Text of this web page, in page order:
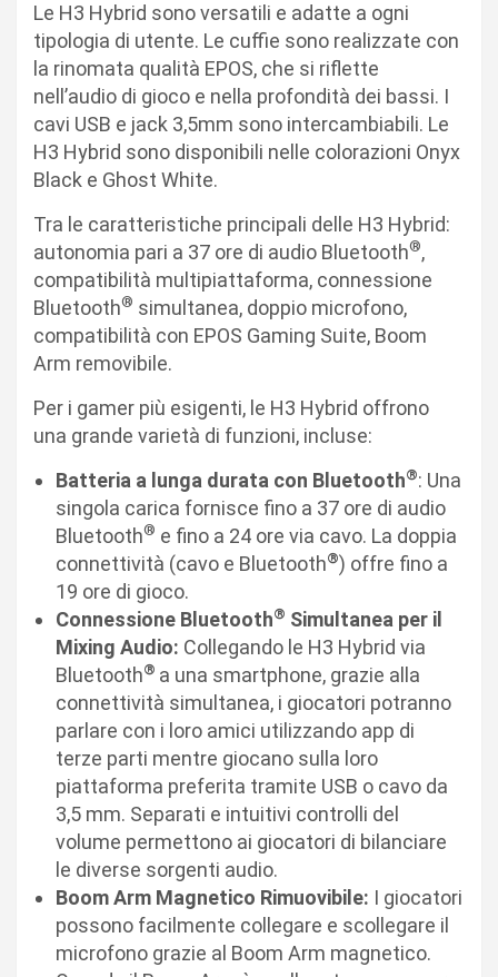
Le H3 Hybrid sono versatili e adatte a ogni
tipologia di utente. Le cuffie sono realizzate con
la rinomata qualità EPOS, che si riflette
nell’audio di gioco e nella profondità dei bassi. I
cavi USB e jack 3,5mm sono intercambiabili. Le
H3 Hybrid sono disponibili nelle colorazioni Onyx
Black e Ghost White.
Tra le caratteristiche principali delle H3 Hybrid:
autonomia pari a 37 ore di audio Bluetooth®,
compatibilità multipiattaforma, connessione
Bluetooth® simultanea, doppio microfono,
compatibilità con EPOS Gaming Suite, Boom
Arm removibile.
Per i gamer più esigenti, le H3 Hybrid offrono
una grande varietà di funzioni, incluse:
Batteria a lunga durata con Bluetooth®: Una
singola carica fornisce fino a 37 ore di audio
Bluetooth® e fino a 24 ore via cavo. La doppia
connettività (cavo e Bluetooth®) offre fino a
19 ore di gioco.
Connessione Bluetooth® Simultanea per il
Mixing Audio: Collegando le H3 Hybrid via
Bluetooth® a una smartphone, grazie alla
connettività simultanea, i giocatori potranno
parlare con i loro amici utilizzando app di
terze parti mentre giocano sulla loro
piattaforma preferita tramite USB o cavo da
3,5 mm. Separati e intuitivi controlli del
volume permettono ai giocatori di bilanciare
le diverse sorgenti audio.
Boom Arm Magnetico Rimuovibile: I giocatori
possono facilmente collegare e scollegare il
microfono grazie al Boom Arm magnetico.